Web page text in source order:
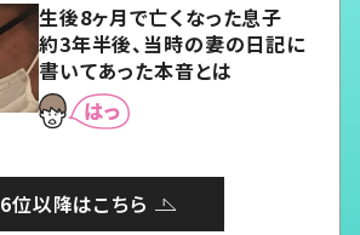
生後8ヶ月で亡くなった息子
約3年半後、当時の妻の日記に
書いてあった本音とは
6位以降はこちら